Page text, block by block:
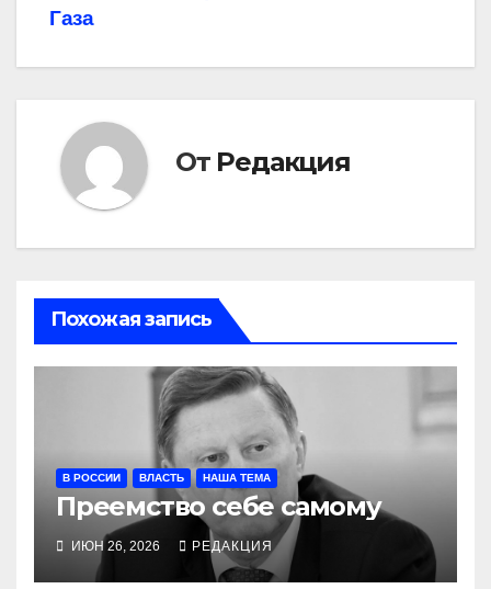
Газа
От Редакция
Похожая запись
В РОССИИ ВЛАСТЬ НАША ТЕМА
Преемство себе самому
ИЮН 26, 2026 РЕДАКЦИЯ